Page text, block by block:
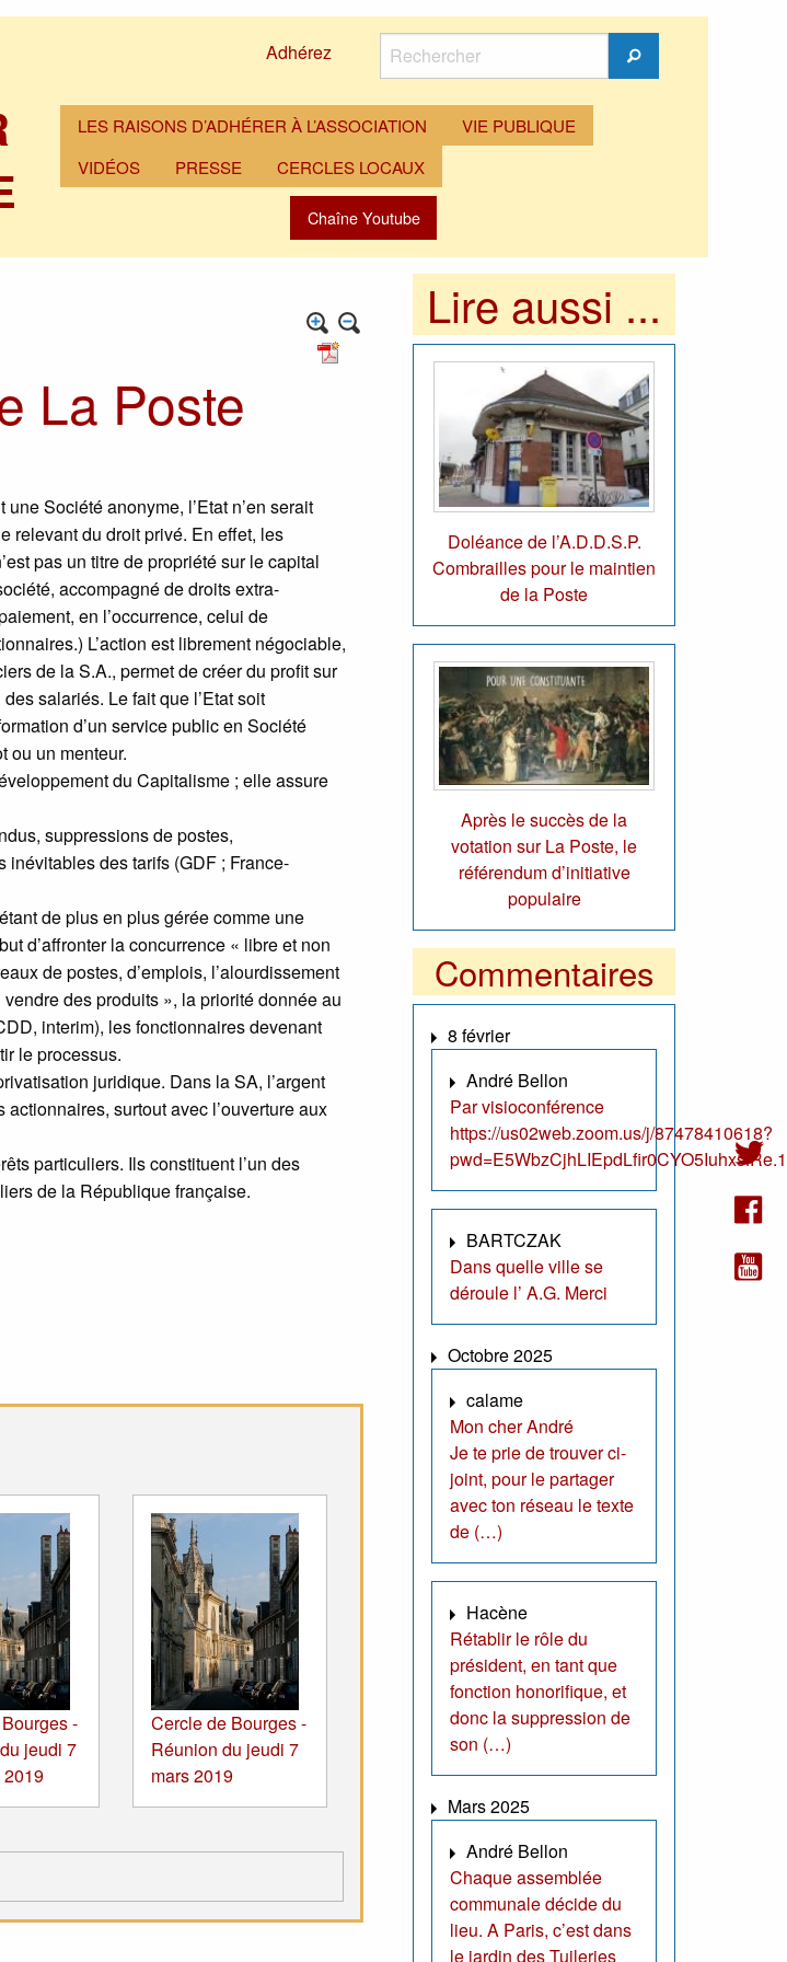
Adhérez
Rechercher
Rechercher
LES RAISONS D’ADHÉRER À L’ASSOCIATION
VIE PUBLIQUE
VIDÉOS
PRESSE CERCLES LOCAUX
Chaîne Youtube
La Poste
Société anonyme, l’Etat n’en serait
relevant du droit privé. En effet, les
pas un titre de propriété sur le capital
accompagné de droits extra-
en l’occurrence, celui de
L’action est librement négociable,
de la S.A., permet de créer du profit sur
salariés. Le fait que l’Etat soit
d’un service public en Société
ou un menteur.
du Capitalisme ; elle assure
suppressions de postes,
des tarifs (GDF ; France-
de plus en plus gérée comme une
d’affronter la concurrence « libre et non
de postes, d’emplois, l’alourdissement
des produits », la priorité donnée au
interim), les fonctionnaires devenant
le processus.
juridique. Dans la SA, l’argent
surtout avec l’ouverture aux
particuliers. Ils constituent l’un des
de la République française.
-
jeudi 7
2019
Cercle de Bourges -
Réunion du jeudi 7
mars 2019
Lire aussi ...
Doléance de l’A.D.D.S.P.
Combrailles pour le maintien
de la Poste
Après le succès de la
votation sur La Poste, le
référendum d’initiative
populaire
Commentaires
8 février
André Bellon
Par visioconférence
https://us02web.zoom.us/j/87478410618?
BARTCZAK
Dans quelle ville se
déroule l’ A.G. Merci
Octobre 2025
calame
Mon cher André
Je te prie de trouver ci-
joint, pour le partager
avec ton réseau le texte
de (…)
Hacène
Rétablir le rôle du
président, en tant que
fonction honorifique, et
donc la suppression de
son (…)
Mars 2025
André Bellon
Chaque assemblée
communale décide du
lieu. A Paris, c’est dans
le jardin des Tuileries